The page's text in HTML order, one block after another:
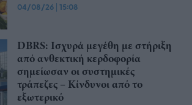
04/08/26 | 15:08
DBRS: Ισχυρά μεγέθη με στήριξη
από ανθεκτική κερδοφορία
σημείωσαν οι συστημικές
τράπεζες – Kίνδυνοι από το
εξωτερικό